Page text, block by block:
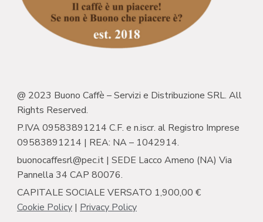
@ 2023 Buono Caffè – Servizi e Distribuzione SRL. All
Rights Reserved.
P.IVA 09583891214 C.F. e n.iscr. al Registro Imprese
09583891214 | REA: NA – 1042914.
buonocaffesrl@pec.it | SEDE Lacco Ameno (NA) Via
Pannella 34 CAP 80076.
CAPITALE SOCIALE VERSATO 1,900,00 €
Cookie Policy | Privacy Policy